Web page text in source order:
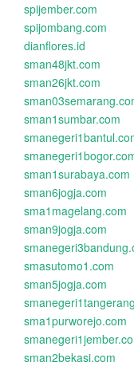
spijember.com
spijombang.com
dianflores.id
sman48jkt.com
sman26jkt.com
sman1sumbar.com
sman1surabaya.com
sman6jogja.com
sma1magelang.com
sman9jogja.com
smasutomo1.com
sman5jogja.com
sma1purworejo.com
sman2bekasi.com